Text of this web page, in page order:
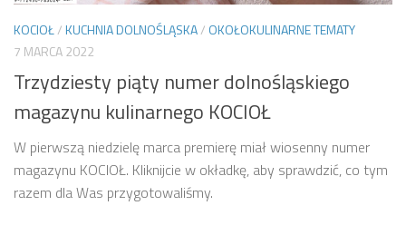
KOCIOŁ/KUCHNIA DOLNOŚLĄSKA/ OKOŁOKULINARNE TEMATY
7 MARCA 2022
Trzydziesty piąty numer dolnośląskiego
magazynu kulinarnego KOCIOŁ
W pierwszą niedzielę marca premierę miał wiosenny numer
magazynu KOCIOŁ. Kliknijcie w okładkę, aby sprawdzić, co tym
razem dla Was przygotowaliśmy.